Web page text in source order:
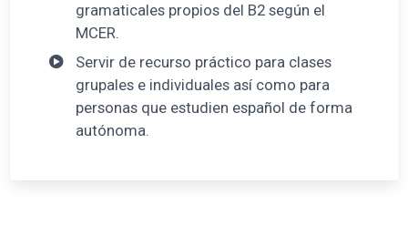
gramaticales propios del B2 según el
MCER.
Servir de recurso práctico para clases
grupales e individuales así como para
personas que estudien español de forma
autónoma.